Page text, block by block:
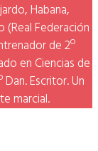
Habana,
(Real Federación
de 2º
en Ciencias de
Escritor. Un
marcial.